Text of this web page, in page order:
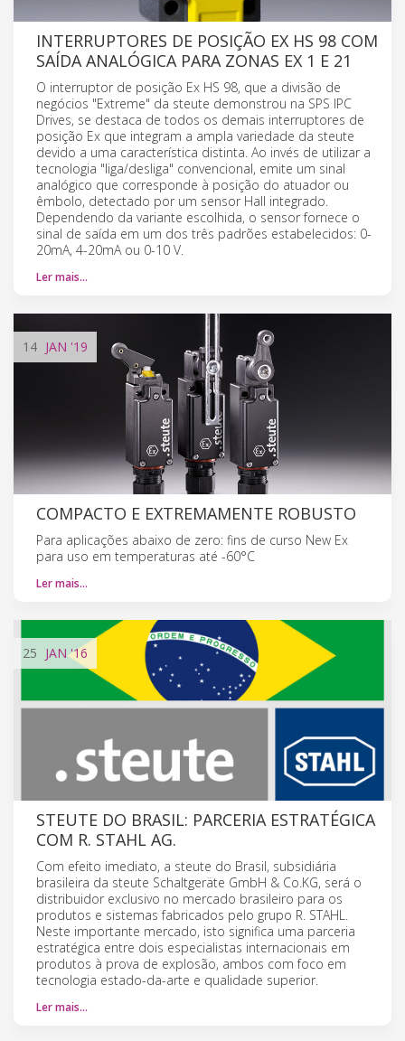
INTERRUPTORES DE POSIÇÃO EX HS 98 COM
SAÍDA ANALÓGICA PARA ZONAS EX 1 E 21
O interruptor de posição Ex HS 98, que a divisão de
negócios "Extreme" da steute demonstrou na SPS IPC
Drives, se destaca de todos os demais interruptores de
posição Ex que integram a ampla variedade da steute
devido a uma característica distinta. Ao invés de utilizar a
tecnologia "liga/desliga" convencional, emite um sinal
analógico que corresponde à posição do atuador ou
êmbolo, detectado por um sensor Hall integrado.
Dependendo da variante escolhida, o sensor fornece o
sinal de saída em um dos três padrões estabelecidos: 0-
20mA, 4-20mA ou 0-10 V.
Ler mais…
14 JAN '19
COMPACTO E EXTREMAMENTE ROBUSTO
Para aplicações abaixo de zero: fins de curso New Ex
para uso em temperaturas até -60°C
Ler mais…
25 JAN'16
STEUTE DO BRASIL: PARCERIA ESTRATÉGICA
COM R. STAHL AG.
Com efeito imediato, a steute do Brasil, subsidiária
brasileira da steute Schaltgeräte GmbH & Co.KG, será o
distribuidor exclusivo no mercado brasileiro para os
produtos e sistemas fabricados pelo grupo R. STAHL.
Neste importante mercado, isto significa uma parceria
estratégica entre dois especialistas internacionais em
produtos à prova de explosão, ambos com foco em
tecnologia estado-da-arte e qualidade superior.
Ler mais…